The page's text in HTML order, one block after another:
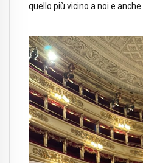
quello più vicino a noi e